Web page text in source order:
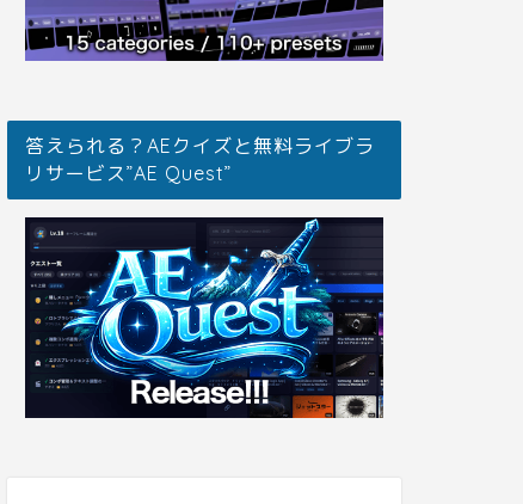
答えられる？AEクイズと無料ライブラ
リサービス”AE Quest”